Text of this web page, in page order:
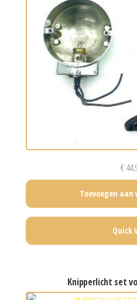
€
Toevoegen
Quick
knipperlicht set